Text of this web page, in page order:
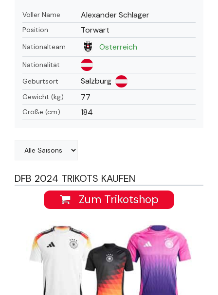
Voller Name Alexander Schlager
Position Torwart
Nationalteam Österreich
Nationalität
Geburtsort
Salzburg
Gewicht (kg) 77
Größe (cm) 184
DFB 2024 TRIKOTS KAUFEN
Zum Trikotshop